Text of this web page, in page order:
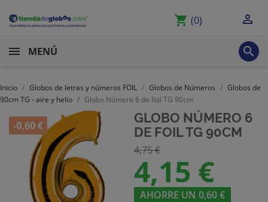
shopping_cart (0) 
MENÚ 
Inicio Globos de letras y números FOIL Globos de Números
Globos de
90cm TG - aire y helio
Globo Número 6 de foil TG 90cm
-0,60 €
GLOBO NÚMERO 6
DE FOIL TG 90CM
4,75 €
4,15 €
AHORRE UN 0,60 €